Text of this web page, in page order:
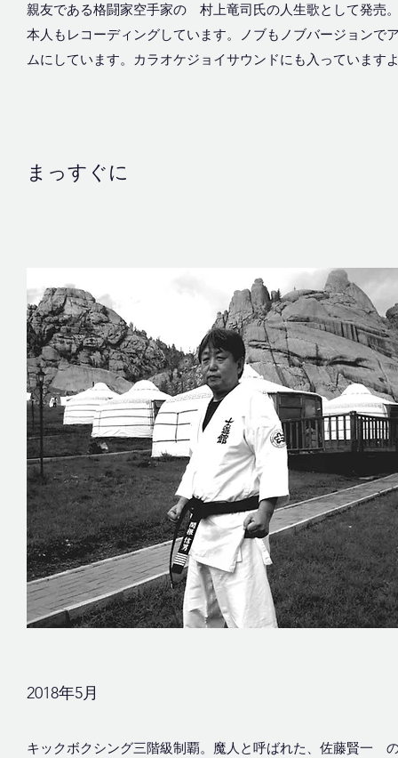
親友である格闘家空手家の 村上竜司氏の人生歌として発売
本人もレコーディングしています。ノブもノブバージョンで
ムにしています。カラオケジョイサウンドにも入っています
まっすぐに
​​2018年5月
キックボクシング三階級制覇。魔人と呼ばれた、佐藤賢一